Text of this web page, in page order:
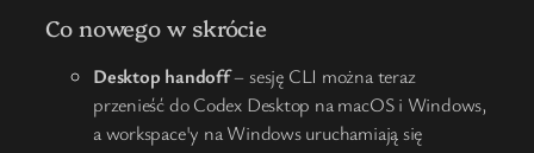
Co nowego w skrócie
Desktop handoff– sesję CLI można teraz
przenieść do Codex Desktop na macOS i Windows,
a workspace'y na Windows uruchamiają się